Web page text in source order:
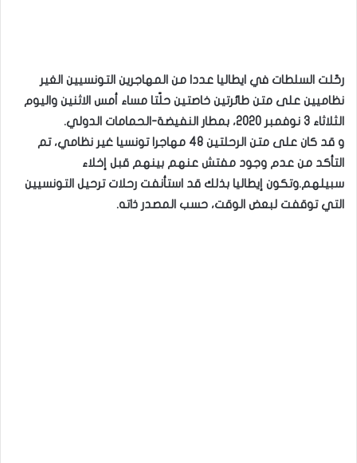
رحّلت السلطات في ايطاليا عددا من المهاجرين التونسيين الغير
نظاميين على متن طائرتين خاصتين حلّتا مساء أمس الاثنين واليوم
الثلاثاء 3 نوفمبر 2020، بمطار النفيضة-الحمامات الدولي.
و قد كان على متن الرحلتين 48 مهاجرا تونسيا غير نظامي، تم
التأكد من عدم وجود مفتش عنهم بينهم قبل إخلاء
سبيلهم.وتكون إيطاليا بذلك قد استأنفت رحلات ترحيل التونسيين
التي توقفت لبعض الوقت، حسب المصدر ذاته.